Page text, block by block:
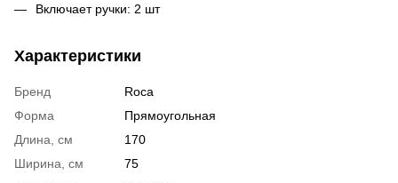
Включает ручки: 2 шт
Характеристики
Бренд
Roca
Форма
Прямоугольная
Длина, см
170
Ширина, см
75